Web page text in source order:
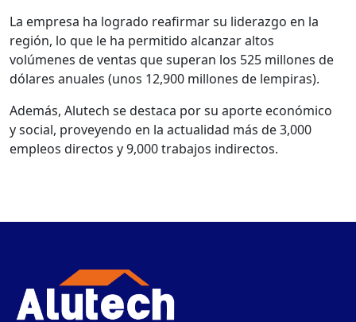
La empresa ha logrado reafirmar su liderazgo en la
región, lo que le ha permitido alcanzar altos
volúmenes de ventas que superan los 525 millones de
dólares anuales (unos 12,900 millones de lempiras).
Además, Alutech se destaca por su aporte económico
y social, proveyendo en la actualidad más de 3,000
empleos directos y 9,000 trabajos indirectos.